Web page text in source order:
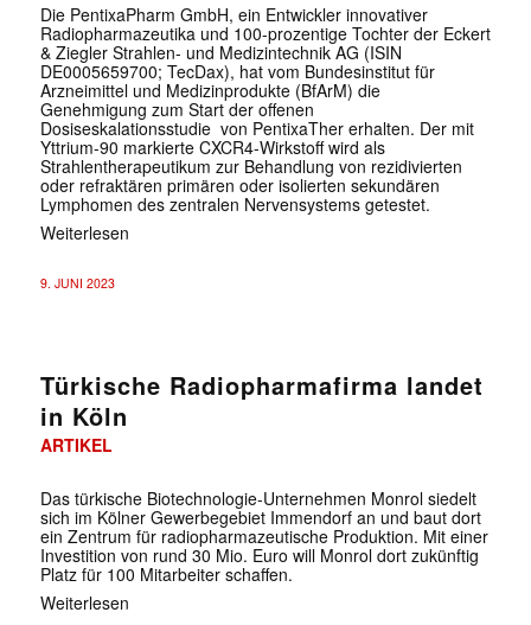
Die PentixaPharm GmbH, ein Entwickler innovativer
Radiopharmazeutika und 100-prozentige Tochter der Eckert
& Ziegler Strahlen- und Medizintechnik AG (ISIN
DE0005659700; TecDax), hat vom Bundesinstitut für
Arzneimittel und Medizinprodukte (BfArM) die
Genehmigung zum Start der offenen
Dosiseskalationsstudie von PentixaTher erhalten. Der mit
Yttrium-90 markierte CXCR4-Wirkstoff wird als
Strahlentherapeutikum zur Behandlung von rezidivierten
oder refraktären primären oder isolierten sekundären
Lymphomen des zentralen Nervensystems getestet.
Weiterlesen
9. JUNI 2023
Türkische Radiopharmafirma landet
in Köln
ARTIKEL
Das türkische Biotechnologie-Unternehmen Monrol siedelt
sich im Kölner Gewerbegebiet Immendorf an und baut dort
ein Zentrum für radiopharmazeutische Produktion. Mit einer
Investition von rund 30 Mio. Euro will Monrol dort zukünftig
Platz für 100 Mitarbeiter schaffen.
Weiterlesen